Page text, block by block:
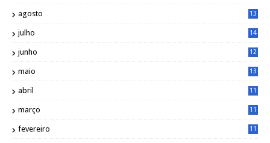
agosto
13
julho
14
junho
12
maio
13
abril
11
março
11
fevereiro
11